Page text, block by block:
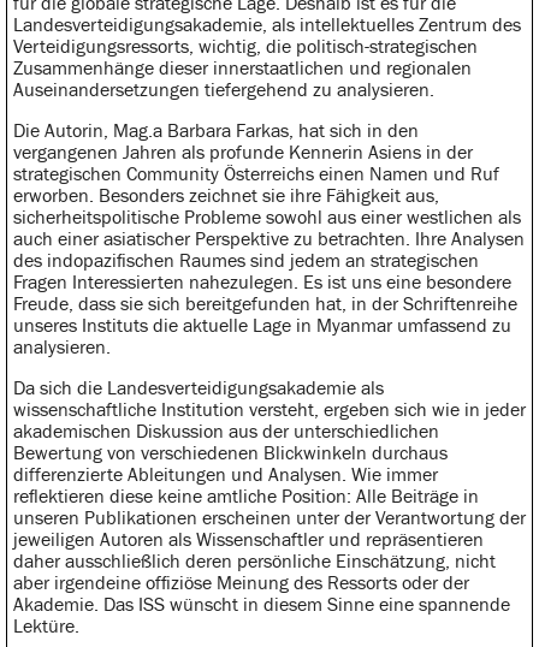
Landesverteidigungsakademie, als intellektuelles Zentrum des
Verteidigungsressorts, wichtig, die politisch-strategischen
Zusammenhänge dieser innerstaatlichen und regionalen
Auseinandersetzungen tiefergehend zu analysieren.
Die Autorin, Mag.a Barbara Farkas, hat sich in den
vergangenen Jahren als profunde Kennerin Asiens in der
strategischen Community Österreichs einen Namen und Ruf
erworben. Besonders zeichnet sie ihre Fähigkeit aus,
sicherheitspolitische Probleme sowohl aus einer westlichen als
auch einer asiatischer Perspektive zu betrachten. Ihre Analysen
des indopazifischen Raumes sind jedem an strategischen
Fragen Interessierten nahezulegen. Es ist uns eine besondere
Freude, dass sie sich bereitgefunden hat, in der Schriftenreihe
unseres Instituts die aktuelle Lage in Myanmar umfassend zu
analysieren.
Da sich die Landesverteidigungsakademie als
wissenschaftliche Institution versteht, ergeben sich wie in jeder
akademischen Diskussion aus der unterschiedlichen
Bewertung von verschiedenen Blickwinkeln durchaus
differenzierte Ableitungen und Analysen. Wie immer
reflektieren diese keine amtliche Position: Alle Beiträge in
unseren Publikationen erscheinen unter der Verantwortung der
jeweiligen Autoren als Wissenschaftler und repräsentieren
daher ausschließlich deren persönliche Einschätzung, nicht
aber irgendeine offiziöse Meinung des Ressorts oder der
Akademie. Das ISS wünscht in diesem Sinne eine spannende
Lektüre.